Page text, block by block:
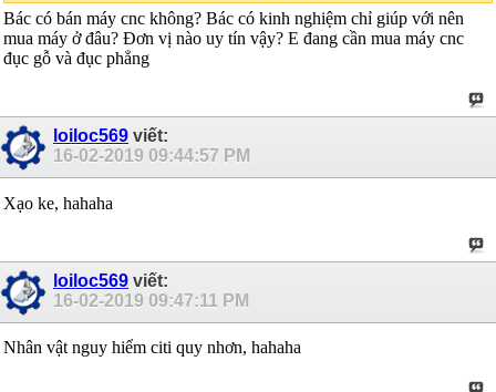
Bác có bán máy cnc không? Bác có kinh nghiệm chỉ giúp với nên
mua máy ở đâu? Đơn vị nào uy tín vậy? E đang cần mua máy cnc
đục gỗ và đục phẳng
loiloc569 viết:
16-02-2019 09:44:57 PM
Xạo ke, hahaha
loiloc569 viết:
16-02-2019 09:47:11 PM
Nhân vật nguy hiểm citi quy nhơn, hahaha